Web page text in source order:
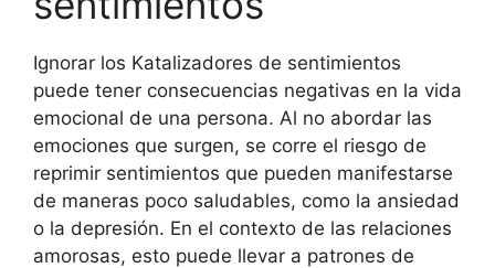
Ignorar los Katalizadores de sentimientos
puede tener consecuencias negativas en la vida
emocional de una persona. Al no abordar las
emociones que surgen, se corre el riesgo de
reprimir sentimientos que pueden manifestarse
de maneras poco saludables, como la ansiedad
o la depresión. En el contexto de las relaciones
amorosas, esto puede llevar a patrones de